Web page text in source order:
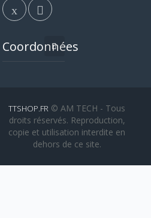
Coordonnées
TTSHOP.FR © AM TECH - Tous
droits réservés. Reproduction,
copie et utilisation interdite en
dehors de ce site.